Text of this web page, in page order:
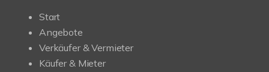
Start
Angebote
Verkäufer & Vermieter
Käufer & Mieter